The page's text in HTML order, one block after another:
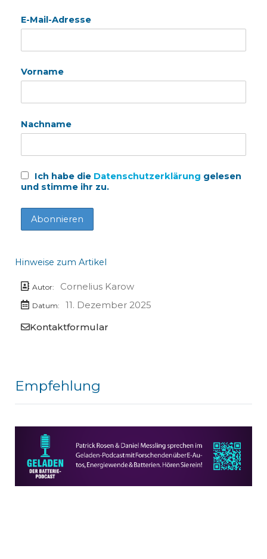
E-Mail-Adresse
Vorname
Nachname
Ich habe die Datenschutzerklärung gelesen
und stimme ihr zu.
Hinweise zum Artikel
Autor: Cornelius Karow
Datum:
11. Dezember 2025
Kontaktformular
Empfehlung